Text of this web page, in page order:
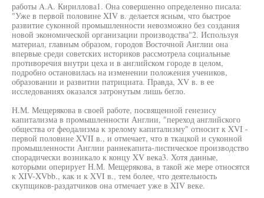
работы A.A. Кириллова1. Она совершенно определенно писала:
"Уже в первой половине XIV в. делается ясным, что быстрое
развитие суконной промышленности невозможно без создания
новой экономической организации производства"2. Используя
материал, главным образом, городов Восточной Англии она
впервые среди советских историков рассмотрела социальные
противоречия внутри цеха и в английском городе в целом,
подробно остановилась на изменении положения учеников,
образовании и развитии патрициата. Правда, XV в. в ее
исследованиях оказался затронутым лишь бегло.
Н.М. Мещерякова в своей работе, посвященной генезису
капитализма в промышленности Англии, "переход английского
общества от феодализма к зрелому капитализму" относит к XVI -
первой половине XVII в., и отмечает, что в ткацкой и суконной
промышленности Англии раннекапита-листическое производство
спорадически возникало к концу XV века3. Хотя данные,
которыми оперирует Н.М. Мещерякова, в такой же мере относятся
к XIV-XVbb., как и к XVI в., тем более, что деятельность
скупщиков-раздатчиков она отмечает уже в XIV веке.